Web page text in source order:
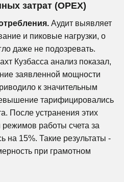
затрат (OPEX)
Аудит выявляет
и пиковые нагрузки, о
даже не подозревать.
Кузбасса анализ показал,
заявленной мощности
к значительным
тарифицировались
После устранения этих
режимов работы счета за
на 15%. Такие результаты -
при грамотном